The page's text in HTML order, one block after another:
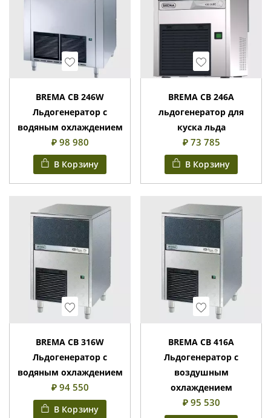
Wishlist
BREMA CB 246W
Льдогенератор с
водяным охлаждением
₽ 98 980
В Корзину
Wishlist
BREMA CB 246A
льдогенератор для
куска льда
₽ 73 785
В Корзину
BREMA CB 316W
Льдогенератор с
водяным охлаждением
₽ 94 550
В Корзину
BREMA CB 416A
Льдогенератор с
воздушным
охлаждением
₽ 95 530